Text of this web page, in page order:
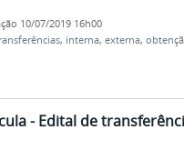
10/07/2019 16h00
, interna, externa,
- Edital de